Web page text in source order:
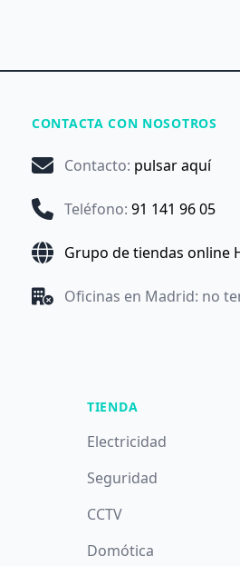
CONTACTA CON NOSOTROS
Contacto: pulsar aquí
Teléfono: 91 141 96 05
Grupo de tiendas online
Oficinas en Madrid: no
TIENDA
Electricidad
Seguridad
CCTV
Domótica